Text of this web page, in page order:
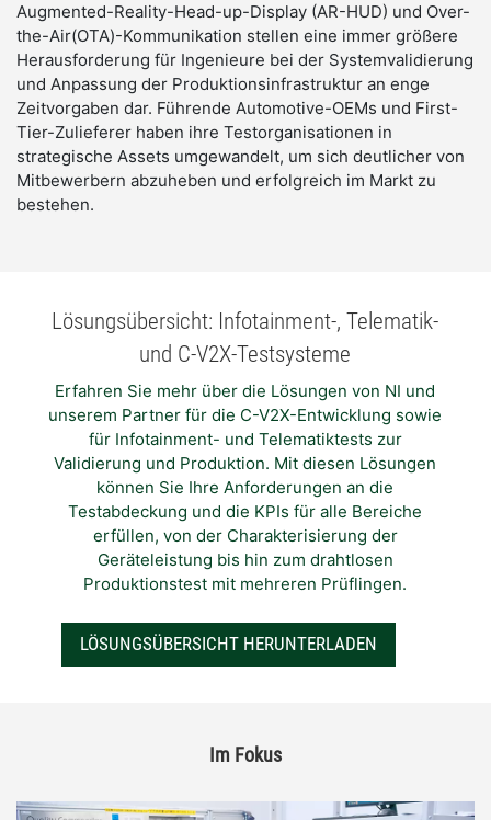
Augmented-Reality-Head-up-Display (AR-HUD) und Over-
the-Air(OTA)-Kommunikation stellen eine immer größere
Herausforderung für Ingenieure bei der Systemvalidierung
und Anpassung der Produktionsinfrastruktur an enge
Zeitvorgaben dar. Führende Automotive-OEMs und First-
Tier-Zulieferer haben ihre Testorganisationen in
strategische Assets umgewandelt, um sich deutlicher von
Mitbewerbern abzuheben und erfolgreich im Markt zu
bestehen.
Lösungsübersicht: Infotainment-, Telematik-
und C-V2X-Testsysteme
Erfahren Sie mehr über die Lösungen von NI und
unserem Partner für die C-V2X-Entwicklung sowie
für Infotainment- und Telematiktests zur
Validierung und Produktion. Mit diesen Lösungen
können Sie Ihre Anforderungen an die
Testabdeckung und die KPIs für alle Bereiche
erfüllen, von der Charakterisierung der
Geräteleistung bis hin zum drahtlosen
Produktionstest mit mehreren Prüflingen.
LÖSUNGSÜBERSICHT HERUNTERLADEN
Im Fokus​